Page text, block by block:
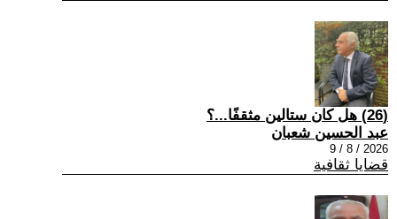
(26) هل كان ستالين مثقفًا...؟
عبد الحسين شعبان
2026 / 8 / 9
قضايا ثقافية